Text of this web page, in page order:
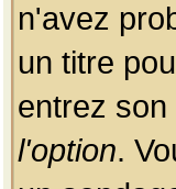
n'avez
un titre
entrez
l'option.